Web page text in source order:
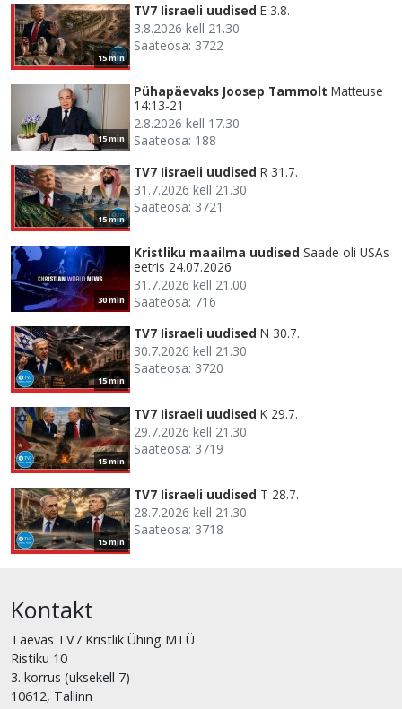
15 min
TV7 Iisraeli uudised E 3.8.
3.8.2026 kell 21.30
Saateosa: 3722
15 min
Pühapäevaks Joosep Tammolt Matteuse
14:13-21
2.8.2026 kell 17.30
Saateosa: 188
15 min
TV7 Iisraeli uudised R 31.7.
31.7.2026 kell 21.30
Saateosa: 3721
30 min
Kristliku maailma uudised Saade oli USAs
eetris 24.07.2026
31.7.2026 kell 21.00
Saateosa: 716
15 min
TV7 Iisraeli uudised N 30.7.
30.7.2026 kell 21.30
Saateosa: 3720
15 min
TV7 Iisraeli uudised K 29.7.
29.7.2026 kell 21.30
Saateosa: 3719
15 min
TV7 Iisraeli uudised T 28.7.
28.7.2026 kell 21.30
Saateosa: 3718
Kontakt
Taevas TV7 Kristlik Ühing MTÜ
Ristiku 10
3. korrus (uksekell 7)
10612, Tallinn